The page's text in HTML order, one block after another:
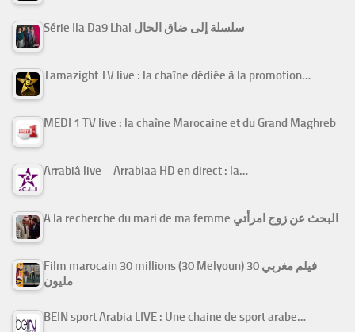
Série Ila Da9 Lhal سلسلة إلى ضاق الحال
Tamazight TV live : la chaîne dédiée à la promotion…
MEDI 1 TV live : la chaîne Marocaine et du Grand Maghreb
Arrabiâ live – Arrabiaa HD en direct : la…
A la recherche du mari de ma femme البحث عن زوج امرأتي
Film marocain 30 millions (30 Melyoun) فيلم مغربي 30
مليون
BEIN sport Arabia LIVE : Une chaine de sport arabe…